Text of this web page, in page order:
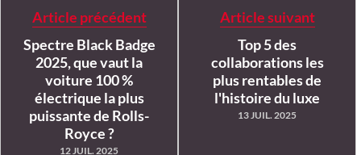
Article précédent
Spectre Black Badge
2025, que vaut la
voiture 100 %
électrique la plus
puissante de Rolls-
Royce ?
12 JUIL. 2025
Article suivant
Top 5 des
collaborations les
plus rentables de
l'histoire du luxe
13 JUIL. 2025